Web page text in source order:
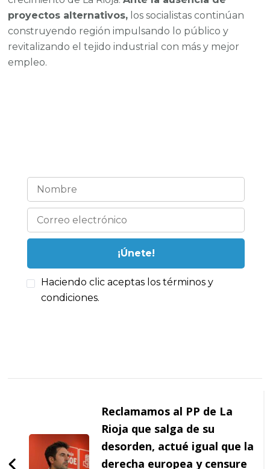
proyectos alternativos, los socialistas continúan
construyendo región impulsando lo público y
revitalizando el tejido industrial con más y mejor
empleo.
Haciendo clic aceptas los términos y
condiciones.
entradas
Reclamamos al PP de La
Rioja que salga de su
desorden, actué igual que la
derecha europea y censure